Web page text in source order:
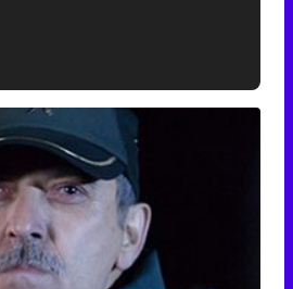
'120 Minutos' celebra sus 2.000 programas en Telemadrid con un vídeo del día a día en la redacción